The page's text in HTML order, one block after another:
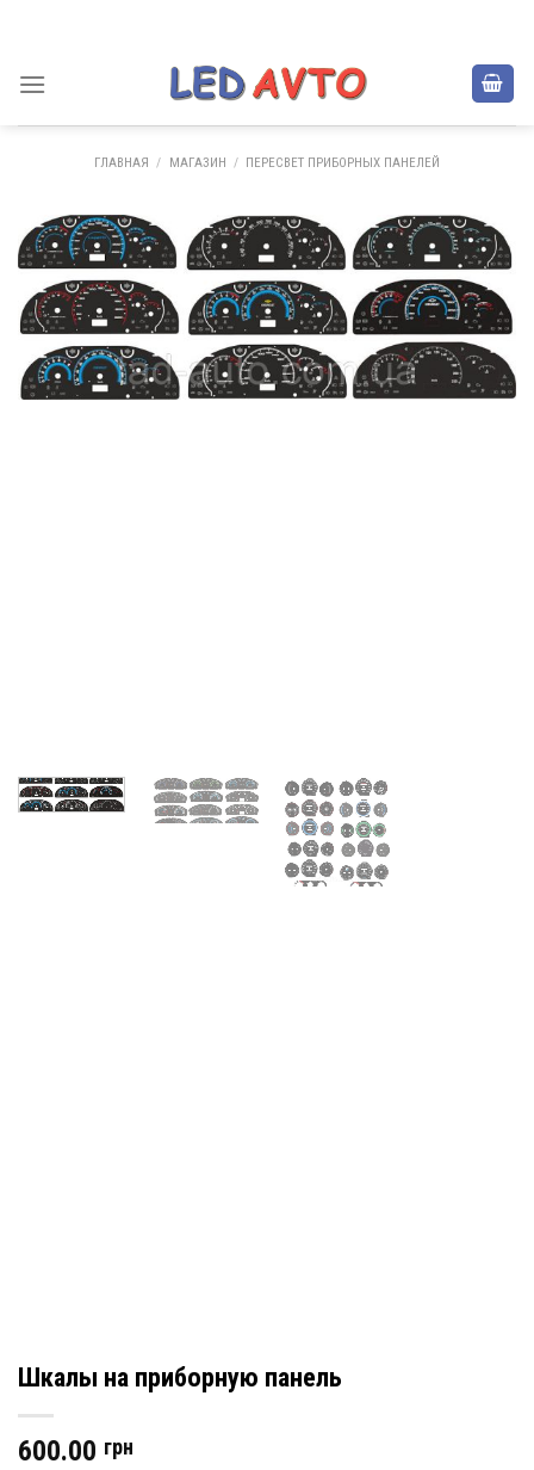
content
ГЛАВНАЯ / МАГАЗИН / ПЕРЕСВЕТ ПРИБОРНЫХ ПАНЕЛЕЙ
Шкалы на приборную панель
600.00 грн